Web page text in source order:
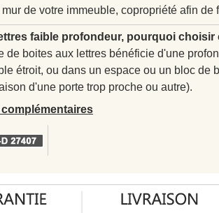
de votre immeuble, copropriété afin
faible profondeur, pourquoi choisir
de boites aux lettres bénéficie d'une
étroit, ou dans un espace ou un bloc
d'une porte trop proche ou autre).